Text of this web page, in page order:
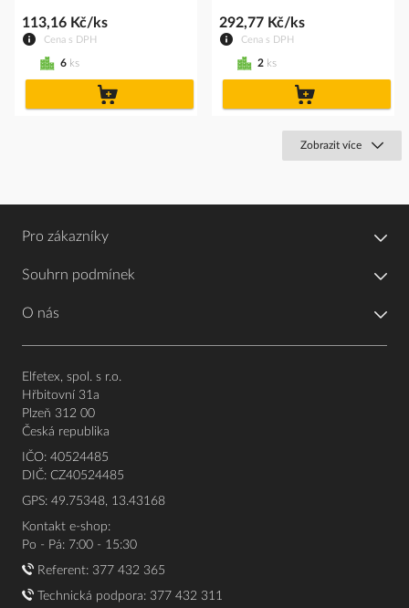
Cena s DPH
113,16 Kč/ks
6 ks
Cena s DPH
292,77 Kč/ks
2 ks
Zobrazit více
Pro zákazníky
Souhrn podmínek
O nás
Elfetex, spol. s r.o.
Hřbitovní 31a
Plzeň 312 00
Česká republika
IČO: 40524485
DIČ: CZ40524485
GPS: 49.75348, 13.43168
Kontakt e-shop:
Po - Pá: 7:00 - 15:30
Referent: 377 432 365
Technická podpora: 377 432 311